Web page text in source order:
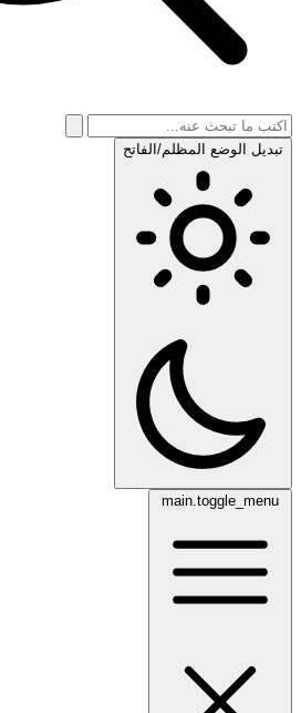
تبديل الوضع المظلم/الفاتح
main.toggle_menu